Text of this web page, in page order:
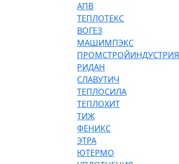
АПВ
ТЕПЛОТЕКС
ВОГЕЗ
МАШИМПЭКС
ПРОМСТРОЙИНДУСТРИЯ
РИДАН
СЛАВУТИЧ
ТЕПЛОСИЛА
ТЕПЛОХИТ
ТИЖ
ФЕНИКС
ЭТРА
ЮТЕРМО